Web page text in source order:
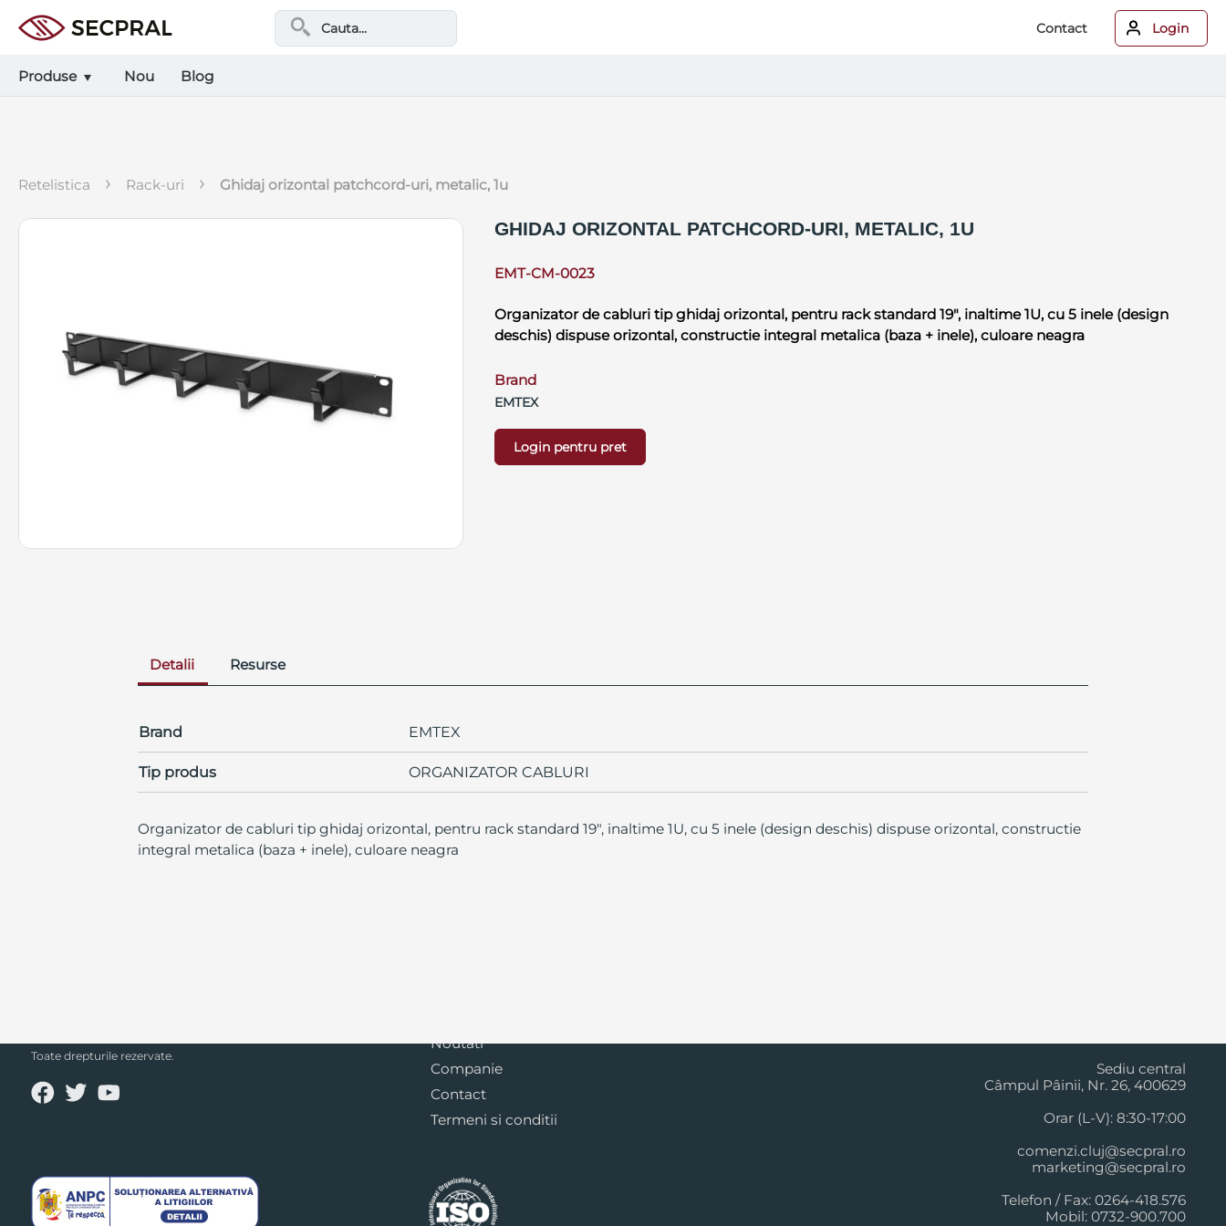
Contact Login
Produse Nou Blog
retelistica › rack-uri › ghidaj orizontal patchcord-uri, metalic, 1u
GHIDAJ ORIZONTAL PATCHCORD-URI, METALIC, 1U
EMT-CM-0023
Organizator de cabluri tip ghidaj orizontal, pentru rack standard 19", inaltime 1U, cu 5 inele (design
deschis) dispuse orizontal, constructie integral metalica (baza + inele), culoare neagra
Brand
EMTEX
Login pentru pret
Detalii Resurse
Brand EMTEX
Tip produs ORGANIZATOR CABLURI
Organizator de cabluri tip ghidaj orizontal, pentru rack standard 19", inaltime 1U, cu 5 inele (design deschis) dispuse orizontal, constructie
integral metalica (baza + inele), culoare neagra
Toate drepturile rezervate.
Noutati
Companie
Contact
Termeni si conditii
Sediu central
Câmpul Pâinii, Nr. 26, 400629
Orar (L-V): 8:30-17:00
comenzi.cluj@secpral.ro
marketing@secpral.ro
Telefon / Fax: 0264-418.576
Mobil: 0732-900.700